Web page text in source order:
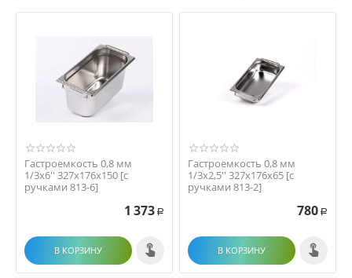
Гастроемкость 0,8 мм
1/3х6'' 327х176х150 [с
ручками 813-6]
1 373 Р
В КОРЗИНУ
Гастроемкость 0,8 мм
1/3х2,5'' 327х176х65 [с
ручками 813-2]
780 Р
В КОРЗИНУ